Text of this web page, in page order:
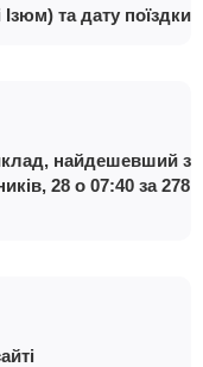
та дату поїздки
найдешевший з
28 о 07:40 за 278